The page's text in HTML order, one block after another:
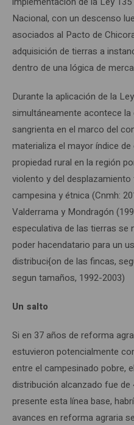
Nacional, con un descenso
asociados al Pacto de
adquisición de tierras a
dentro de una lógica de
Durante la aplicación de la
simultáneamente acontece
sangrienta en el marco del
materializa el mayor índice
propiedad rural en la región
violento y del
campesina y étnica (Cnmh:
Valderrama y Mondragón
especulativa de las tierras se
poder hacendatario para un
distribuci{on de las fincas,
segun tamaños, 1992-2003)
Un salto
Si en 37 años de reforma
estuvieron potencialmente
entre el campesinado pobre,
distribución alcanzado fue de
presente esta línea base,
avances en reforma agraria